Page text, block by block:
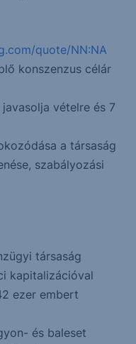
quote/NN:NA
konszenzus célár
vételre és 7
a társaság
szabályozási
társaság
kapitalizációval
ezer embert
és baleset